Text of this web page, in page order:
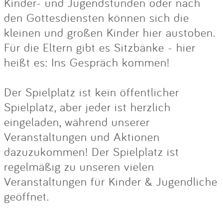
den Gottesdiensten können sich die
kleinen und großen Kinder hier austoben.
Für die Eltern gibt es Sitzbänke - hier
heißt es: Ins Gespräch kommen!
Der Spielplatz ist kein öffentlicher
Spielplatz, aber jeder ist herzlich
eingeladen, während unserer
Veranstaltungen und Aktionen
dazuzukommen! Der Spielplatz ist
regelmäßig zu unseren vielen
Veranstaltungen für Kinder & Jugendliche
geöffnet.